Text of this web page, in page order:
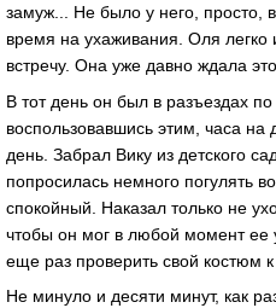
замуж... Не было у него, просто,
время на ухаживания. Оля легко
встречу. Она уже давно ждала
В тот день он был в разъездах
воспользовавшись этим, часа на
день. Забрал Вику из детского
попросилась немного погулять
спокойный. Наказал только не
чтобы он мог в любой момент ее
еще раз проверить свой костюм
Не минуло и десяти минут, как